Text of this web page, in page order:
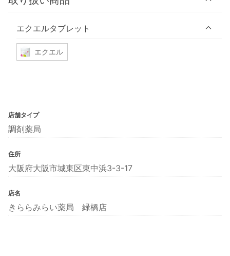
エクエルタブレット
エクエル
店舗タイプ
調剤薬局
住所
大阪府大阪市城東区東中浜3-3-17
店名
きららみらい薬局 緑橋店